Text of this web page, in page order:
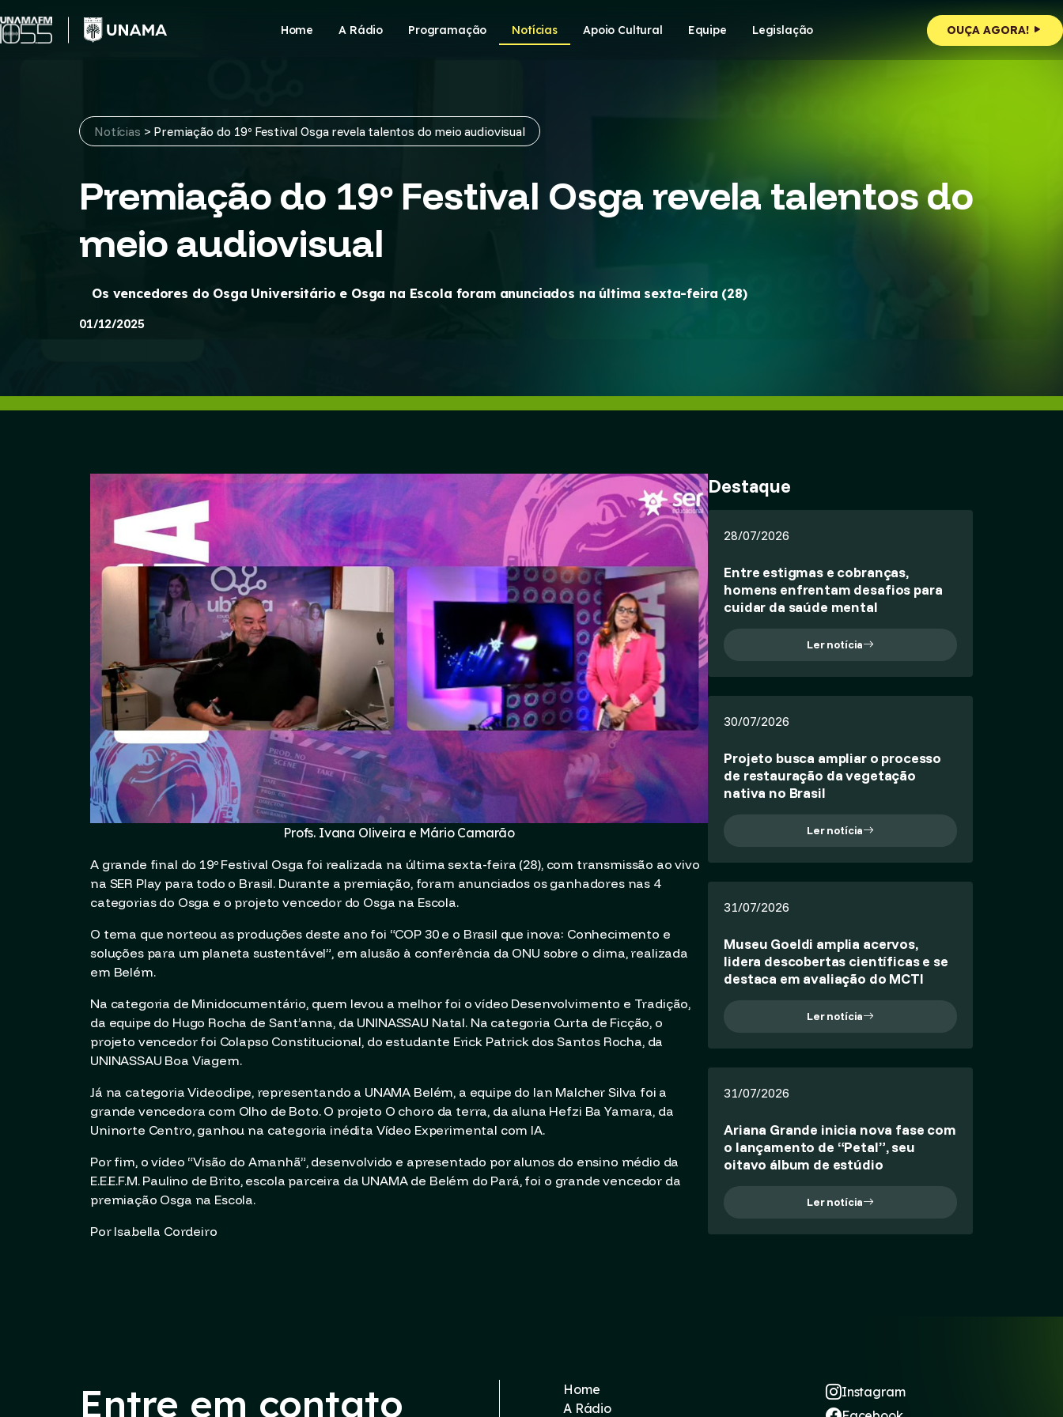
to
content
Home A Rádio Programação Notícias Apoio Cultural Equipe Legislação OUÇA AGORA!
Notícias > Premiação do 19º Festival Osga revela talentos do meio audiovisual
Premiação do 19º Festival Osga revela talentos do
meio audiovisual
Os vencedores do Osga Universitário e Osga na Escola foram anunciados na última sexta-feira (28)
01/12/2025
Profs. Ivana Oliveira e Mário Camarão
A grande final do 19º Festival Osga foi realizada na última sexta-feira (28), com transmissão ao vivo
na SER Play para todo o Brasil. Durante a premiação, foram anunciados os ganhadores nas 4
categorias do Osga e o projeto vencedor do Osga na Escola.
O tema que norteou as produções deste ano foi “COP 30 e o Brasil que inova: Conhecimento e
soluções para um planeta sustentável”, em alusão à conferência da ONU sobre o clima, realizada
em Belém.
Na categoria de Minidocumentário, quem levou a melhor foi o vídeo Desenvolvimento e Tradição,
da equipe do Hugo Rocha de Sant’anna, da UNINASSAU Natal. Na categoria Curta de Ficção, o
projeto vencedor foi Colapso Constitucional, do estudante Erick Patrick dos Santos Rocha, da
UNINASSAU Boa Viagem.
Já na categoria Videoclipe, representando a UNAMA Belém, a equipe do Ian Malcher Silva foi a
grande vencedora com Olho de Boto. O projeto O choro da terra, da aluna Hefzi Ba Yamara, da
Uninorte Centro, ganhou na categoria inédita Vídeo Experimental com IA.
Por fim, o vídeo “Visão do Amanhã”, desenvolvido e apresentado por alunos do ensino médio da
E.E.E.F.M. Paulino de Brito, escola parceira da UNAMA de Belém do Pará, foi o grande vencedor da
premiação Osga na Escola.
Por Isabella Cordeiro
Destaque
28/07/2026
Entre estigmas e cobranças,
homens enfrentam desafios para
cuidar da saúde mental
Ler notícia
30/07/2026
Projeto busca ampliar o processo
de restauração da vegetação
nativa no Brasil
Ler notícia
31/07/2026
Museu Goeldi amplia acervos,
lidera descobertas científicas e se
destaca em avaliação do MCTI
Ler notícia
31/07/2026
Ariana Grande inicia nova fase com
o lançamento de “Petal”, seu
oitavo álbum de estúdio
Ler notícia
Entre em contato
Home
A Rádio
Instagram